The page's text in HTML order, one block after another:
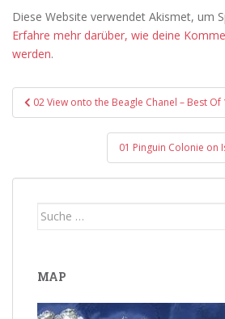
Diese Website verwendet Akismet, um
Erfahre mehr darüber, wie deine
werden.
Beitragsnavigation
02 View onto the Beagle Chanel – Best Of
01 Pinguin Colonie on
Suche
MAP